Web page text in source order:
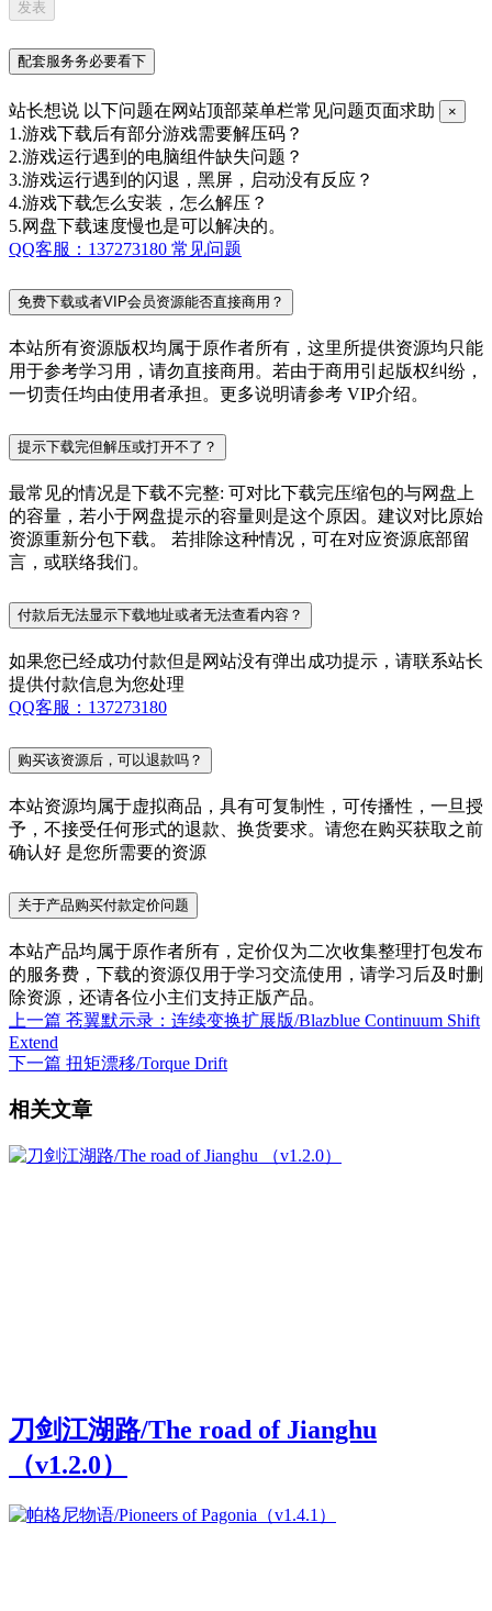
配套服务务必要看下
站长想说 以下问题在网站顶部菜单栏常见问题页面求助 ×
1.游戏下载后有部分游戏需要解压码？
2.游戏运行遇到的电脑组件缺失问题？
3.游戏运行遇到的闪退，黑屏，启动没有反应？
4.游戏下载怎么安装，怎么解压？
5.网盘下载速度慢也是可以解决的。
QQ客服：137273180 常见问题
免费下载或者VIP会员资源能否直接商用？
本站所有资源版权均属于原作者所有，这里所提供资源均只能
用于参考学习用，请勿直接商用。若由于商用引起版权纠纷，
一切责任均由使用者承担。更多说明请参考 VIP介绍。
提示下载完但解压或打开不了？
最常见的情况是下载不完整: 可对比下载完压缩包的与网盘上
的容量，若小于网盘提示的容量则是这个原因。建议对比原始
资源重新分包下载。 若排除这种情况，可在对应资源底部留
言，或联络我们。
付款后无法显示下载地址或者无法查看内容？
如果您已经成功付款但是网站没有弹出成功提示，请联系站长
提供付款信息为您处理
QQ客服：137273180
购买该资源后，可以退款吗？
本站资源均属于虚拟商品，具有可复制性，可传播性，一旦授
予，不接受任何形式的退款、换货要求。请您在购买获取之前
确认好 是您所需要的资源
关于产品购买付款定价问题
本站产品均属于原作者所有，定价仅为二次收集整理打包发布
的服务费，下载的资源仅用于学习交流使用，请学习后及时删
除资源，还请各位小主们支持正版产品。
上一篇 苍翼默示录：连续变换扩展版/Blazblue Continuum Shift
Extend
下一篇 扭矩漂移/Torque Drift
相关文章
刀剑江湖路/The road of Jianghu
（v1.2.0）